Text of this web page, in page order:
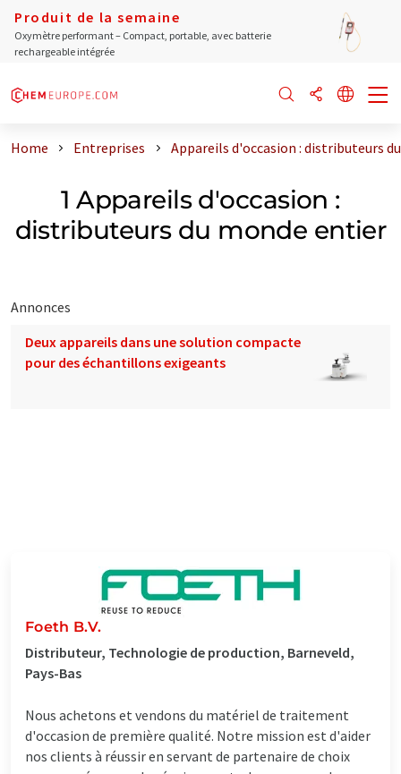
Produit de la semaine
Oxymètre performant – Compact, portable, avec batterie
rechargeable intégrée
Home Entreprises Appareils d'occasion : distributeurs
1 Appareils d'occasion :
distributeurs du monde entier
Annonces
Deux appareils dans une solution compacte
pour des échantillons exigeants
Foeth B.V.
Distributeur, Technologie de production, Barneveld,
Pays-Bas
Nous achetons et vendons du matériel de traitement
d'occasion de première qualité. Notre mission est d'aider
nos clients à réussir en servant de partenaire de choix